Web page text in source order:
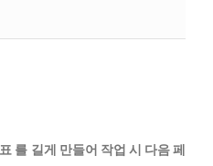
를 길게 만들어 작업 시 다음 페